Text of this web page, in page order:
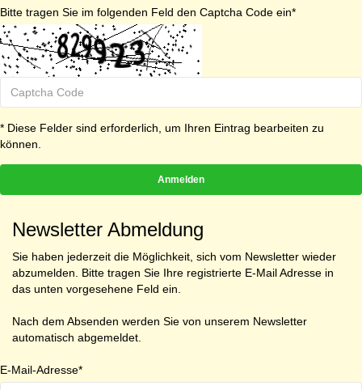
Bitte tragen Sie im folgenden Feld den Captcha Code ein*
* Diese Felder sind erforderlich, um Ihren Eintrag bearbeiten zu
können.
Newsletter Abmeldung
Sie haben jederzeit die Möglichkeit, sich vom Newsletter wieder
abzumelden. Bitte tragen Sie Ihre registrierte E-Mail Adresse in
das unten vorgesehene Feld ein.
Nach dem Absenden werden Sie von unserem Newsletter
automatisch abgemeldet.
E-Mail-Adresse*